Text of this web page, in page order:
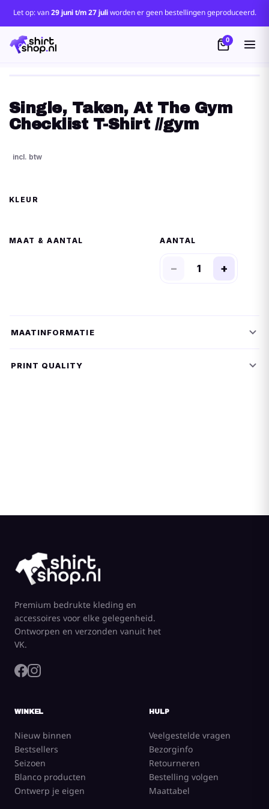
Let op: van29 juni t/m 27 juliworden er geen bestellingen geproduceerd.
0
Single, Taken, At The Gym
Checklist T-Shirt //gym
MAAT
− +
MAATINFORMATIE
PRINT QUALITY
Premium bedrukte kleding en
accessoires voor elke gelegenheid.
Ontworpen en verzonden vanuit het
VK.
WINKEL
Nieuw binnen
Bestsellers
Seizoen
Blanco producten
Ontwerp je eigen
HULP
Veelgestelde vragen
Bezorginfo
Retourneren
Bestelling volgen
Maattabel